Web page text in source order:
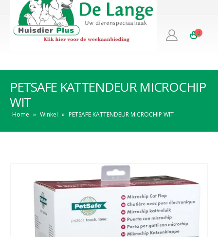
0
PETSAFE KATTENDEUR MICROCHIP
WIT
Home » Winkel » PETSAFE KATTENDEUR MICROCHIP WIT